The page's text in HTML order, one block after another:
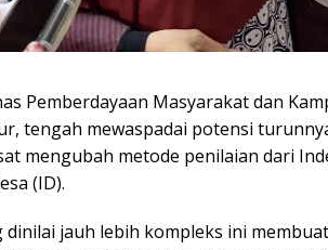
Pemberdayaan Masyarakat dan
tengah mewaspadai potensi
mengubah metode penilaian dari
(ID).
dinilai jauh lebih kompleks ini